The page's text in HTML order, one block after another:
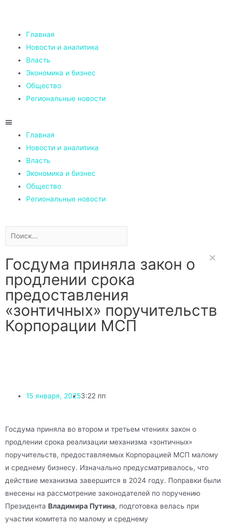
Главная
Новости и аналитика
Власть
Экономика и бизнес
Общество
Региональные новости
Главная
Новости и аналитика
Власть
Экономика и бизнес
Общество
Региональные новости
Госдума приняла закон о
продлении срока
предоставления
«зонтичных» поручительств
Корпорации МСП
15 января, 20253:22 пп
Госдума приняла во втором и третьем чтениях закон о
продлении срока реализации механизма «зонтичных»
поручительств, предоставляемых Корпорацией МСП малому
и среднему бизнесу. Изначально предусматривалось, что
действие механизма завершится в 2024 году. Поправки были
внесены на рассмотрение законодателей по поручению
Президента Владимира Путина, подготовка велась при
участии комитета по малому и среднему